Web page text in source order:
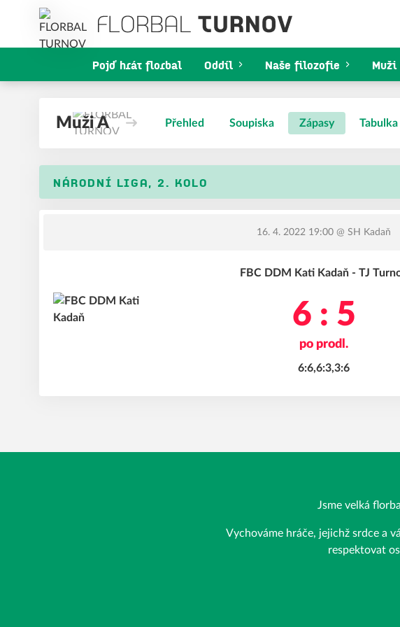
Pojď hrát florbal Oddíl Naše filozofie Muži
Muži A Přehled Soupiska Zápasy Tabulka
NÁRODNÍ LIGA, 2. KOLO
16. 4. 2022 19:00 @ SH Kadaň
FBC DDM Kati Kadaň - TJ
6 : 5
po prodl.
6:6,6:3,3:6
Jsme velká
Vychováme hráče, jejichž srdce a
respektovat